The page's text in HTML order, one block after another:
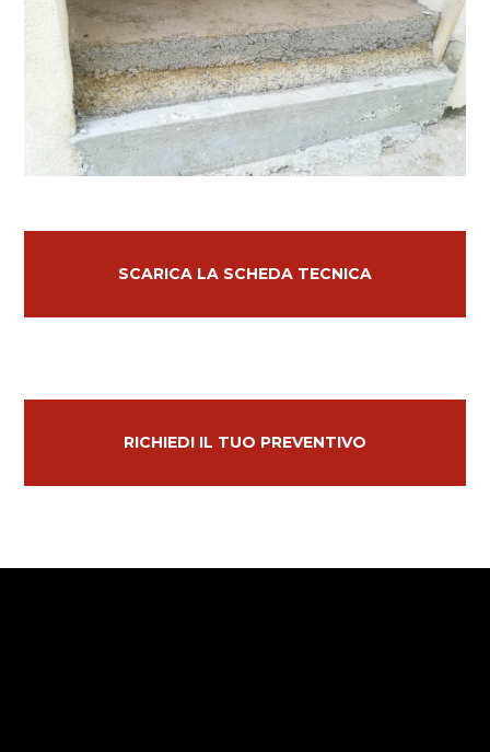
SCARICA LA SCHEDA TECNICA
RICHIEDI IL TUO PREVENTIVO